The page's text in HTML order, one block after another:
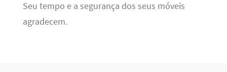
Seu tempo e a segurança dos seus móveis
agradecem.